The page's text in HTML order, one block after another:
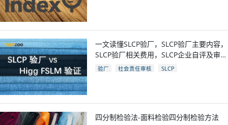
一文读懂SLCP验厂，SLCP验厂主要内容，
SLCP验厂相关费用，SLCP企业自评及审核
流程
验厂 社会责任审核 SLCP
四分制检验法-面料检验四分制检验方法